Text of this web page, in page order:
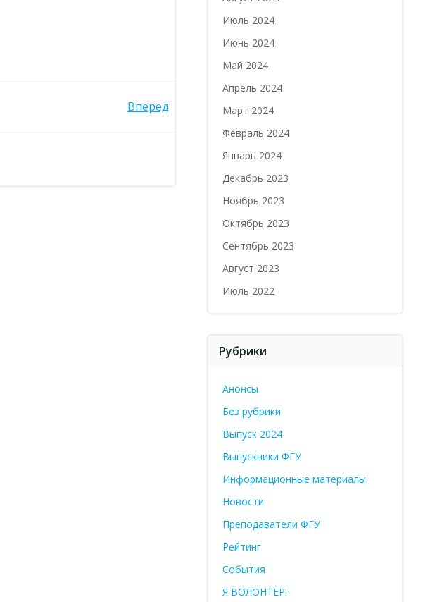
Вперед
Июль 2024
Июнь 2024
Май 2024
Апрель 2024
Март 2024
Февраль 2024
Январь 2024
Декабрь 2023
Ноябрь 2023
Октябрь 2023
Сентябрь 2023
Август 2023
Июль 2022
Рубрики
Анонсы
Без рубрики
Выпуск 2024
Выпускники ФГУ
Информационные материалы
Новости
Преподаватели ФГУ
Рейтинг
События
Я ВОЛОНТЕР!